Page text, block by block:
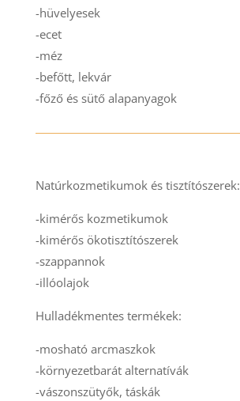
-hüvelyesek
-ecet
-méz
-befőtt, lekvár
-főző és sütő alapanyagok
Natúrkozmetikumok és tisztítószerek:
-kimérős kozmetikumok
-kimérős ökotisztítószerek
-szappannok
-illóolajok
Hulladékmentes termékek:
-mosható arcmaszkok
-környezetbarát alternatívák
-vászonszütyők, táskák